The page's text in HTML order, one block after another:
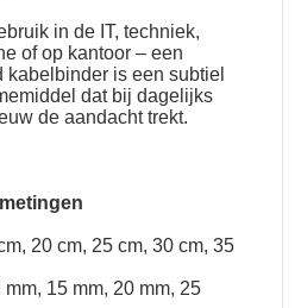
in de IT, techniek,
of op kantoor – een
kabelbinder is een subtiel
dat bij dagelijks
de aandacht trekt.
20 cm, 25 cm, 30 cm, 35
15 mm, 20 mm, 25